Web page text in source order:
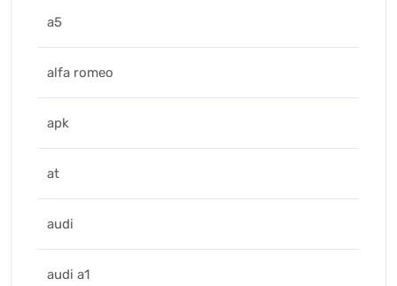
a5
alfa romeo
apk
at
audi
audi a1